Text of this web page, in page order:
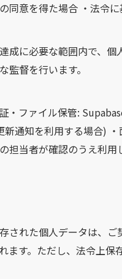
同意を得た場合 ・法令
成に必要な範囲内で、
監督を行います。
・ファイル保管:
新通知を利用する場合)
担当者が確認のうえ利用
された個人データは、
ます。ただし、法令上保